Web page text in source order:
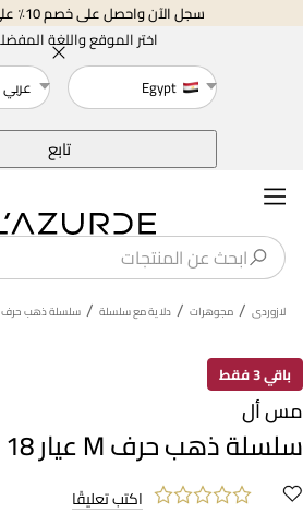
سجل الآن واحصل على خصم 10٪ على طلبك الأول *
اختر الموقع واللغة
Egypt
عربي
تابع
لازوردى / مجوهرات / دلاية مع سلسلة / سلسلة ذهب حرف M عيار 18 قيراط
باقي 3 فقط
مس أل
سلسلة ذهب حرف M عيار 18 قيراط
اكتب تعليقًا